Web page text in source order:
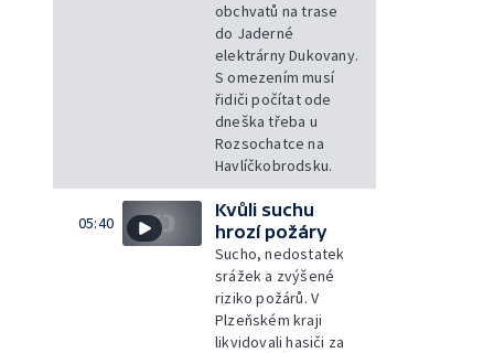
obchvatů na trase
do Jaderné
elektrárny Dukovany.
S omezením musí
řidiči počítat ode
dneška třeba u
Rozsochatce na
Havlíčkobrodsku.
05:40
Kvůli suchu
hrozí požáry
Sucho, nedostatek
srážek a zvýšené
riziko požárů. V
Plzeňském kraji
likvidovali hasiči za